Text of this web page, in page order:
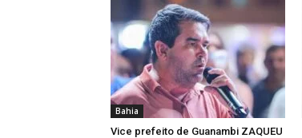
Bahia
Vice prefeito de Guanambi ZAQUEU